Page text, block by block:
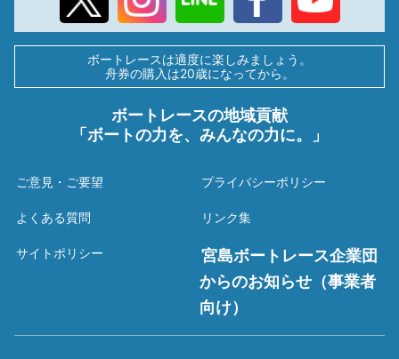
ボートレースは適度に楽しみましょう。
舟券の購入は20歳になってから。
ボートレースの地域貢献
「ボートの力を、みんなの力に。」
ご意見・ご要望
よくある質問
サイトポリシー
プライバシーポリシー
リンク集
宮島ボートレース企業団
からのお知らせ（事業者
向け）